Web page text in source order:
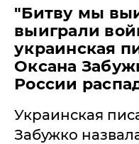
"Битву мы
выиграли
украинская
Оксана
России
Украинская
Забужко